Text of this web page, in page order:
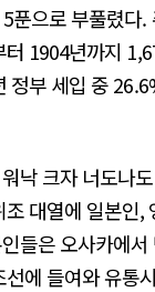
푼으로 부풀렸다.
1904년까지
정부 세입 중
낙 크자 너도나
대열에 일본인,
들은 오사카에
에 들여와 유통